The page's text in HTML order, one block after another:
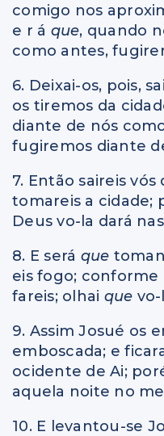
comigo nos
e r á que, quando
como antes,
6. Deixai-os, pois,
os tiremos da
diante de nós
fugiremos diante
7. Então saireis
tomareis a cidade;
Deus vo-la dará
8. E será que
eis fogo; conforme
fareis; olhai que
9. Assim Josué os
emboscada; e
ocidente de Ai;
aquela noite no
10. E levantou-se